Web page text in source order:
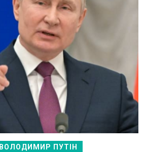
ВОЛОДИМИР ПУТІН